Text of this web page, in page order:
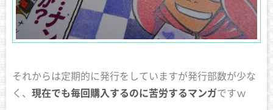
それからは定期的に発行をしていますが発行部数が少な
く、 現在でも毎回購入するのに苦労するマンガですｗ